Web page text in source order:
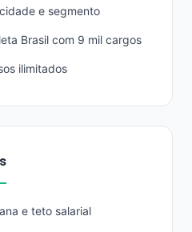
e segmento
Brasil com 9 mil cargos
ilimitados
e teto salarial